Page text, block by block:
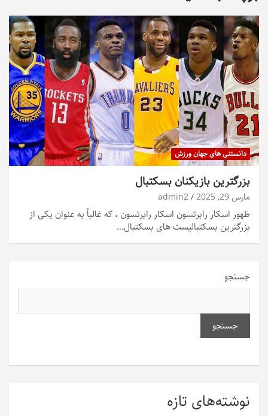
دانستنی های جهان ورزش
بزرگترین بازیکنان بسکتبال
مارس 29, 2025 admin2
ظهور اسکار رابرتسون اسکار رابرتسون ، که غالباً به عنوان یکی از
بزرگترین بسکتبالیست های بسکتبال…
جستجو
جستجو
نوشته‌های تازه